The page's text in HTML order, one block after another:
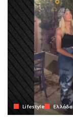
Lifestyle Ελλάδα